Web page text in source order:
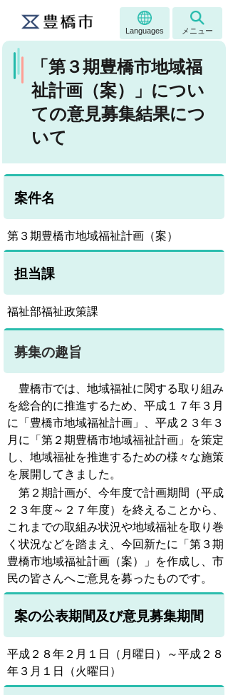
Languages メニュー
「第３期豊橋市地域福
祉計画（案）」につい
ての意見募集結果につ
いて
案件名
第３期豊橋市地域福祉計画（案）
担当課
福祉部福祉政策課
募集の趣旨
豊橋市では、地域福祉に関する取り組み
を総合的に推進するため、平成１７年３月
に「豊橋市地域福祉計画」、平成２３年３
月に「第２期豊橋市地域福祉計画」を策定
し、地域福祉を推進するための様々な施策
を展開してきました。
第２期計画が、今年度で計画期間（平成
２３年度～２７年度）を終えることから、
これまでの取組み状況や地域福祉を取り巻
く状況などを踏まえ、今回新たに「第３期
豊橋市地域福祉計画（案）」を作成し、市
民の皆さんへご意見を募ったものです。
案の公表期間及び意見募集期間
平成２８年２月１日（月曜日）～平成２８
年３月１日（火曜日）